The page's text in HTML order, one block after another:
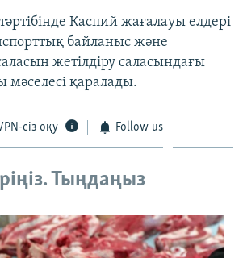
Каспий жағалауы елдері
байланыс және
жетілдіру саласындағы
қаралады.
сіз оқу Follow us
Тыңдаңыз